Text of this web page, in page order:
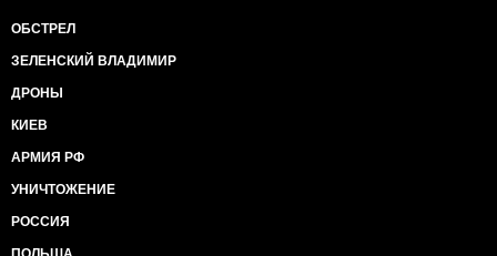
ОБСТРЕЛ
ЗЕЛЕНСКИЙ ВЛАДИМИР
ДРОНЫ
КИЕВ
АРМИЯ РФ
УНИЧТОЖЕНИЕ
РОССИЯ